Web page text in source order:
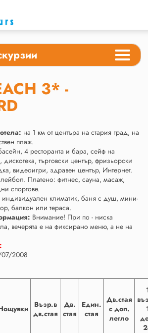
3* -
на 1 км от центъра на стария град, на
плаж.
4 ресторанта и бара, сейф на
търговски център, фризьорски
видеоигри, здравен център, Интернет.
Платено: фитнес, сауна, масаж,
спортове.
индивидуален климатик, баня с душ, мини-
балкон или тераса.
Внимание! При по - ниска
вечерята е на фиксирано меню, а не на
2008
Възр.в
дв.стая
Дв.
стая
Един.
стая
Дв.стая
с доп.
легло